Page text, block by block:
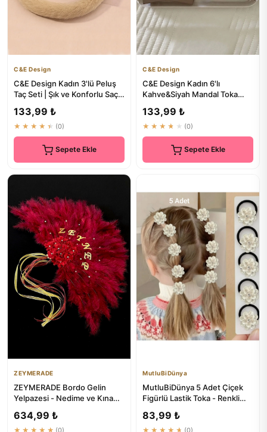
C&E Design
C&E Design Kadın 3'lü Peluş
Taç Seti | Şık ve Konforlu Saç
133,99 ₺
★★★★★ (0)
Sepete Ekle
C&E Design
C&E Design Kadın 6'lı
Kahve&Siyah Mandal Toka
133,99 ₺
★★★★★ (0)
Sepete Ekle
ZEYMERADE
ZEYMERADE Bordo Gelin
Yelpazesi - Nedime ve Kına
Yelpaze
634,99 ₺
★★★★★ (0)
MutluBiDünya
MutluBiDünya 5 Adet Çiçek
Figürlü Lastik Toka - Renkli
83,99 ₺
★★★★★ (0)